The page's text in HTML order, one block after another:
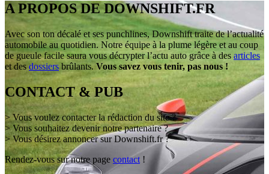
A PROPOS DE DOWNSHIFT.FR
Avec son ton décalé et ses punchlines, Downshift traite de l’actualité
automobile au quotidien. Notre équipe à la plume légère et au coup
de gueule facile saura vous décrypter l’actu auto grâce à des articles
et des dossiers brûlants. Vous savez vous tenir, pas nous !
CONTACT & PUB
> Vous voulez contacter la rédaction du site ?
> Vous souhaitez devenir notre partenaire ?
> Vous désirez annoncer sur Downshift.fr ?
Rendez-vous sur notre page contact !